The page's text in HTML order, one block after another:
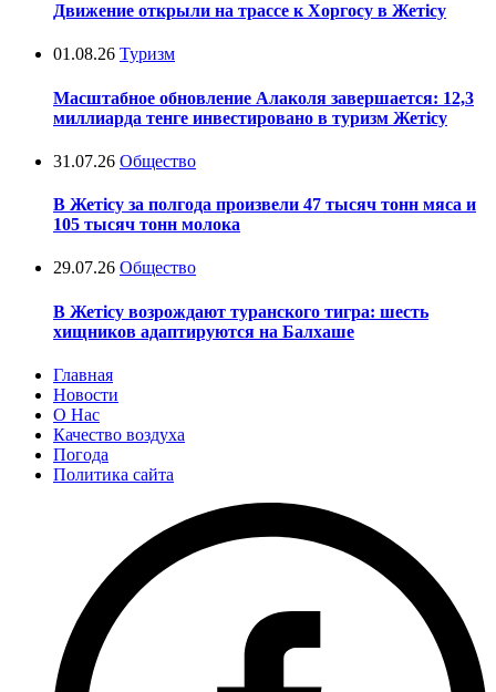
Движение открыли на трассе к Хоргосу в Жетісу
01.08.26 Туризм
Масштабное обновление Алаколя завершается: 12,3
миллиарда тенге инвестировано в туризм Жетісу
31.07.26 Общество
В Жетісу за полгода произвели 47 тысяч тонн мяса и
105 тысяч тонн молока
29.07.26 Общество
В Жетісу возрождают туранского тигра: шесть
хищников адаптируются на Балхаше
Главная
Новости
О Нас
Качество воздуха
Погода
Политика сайта